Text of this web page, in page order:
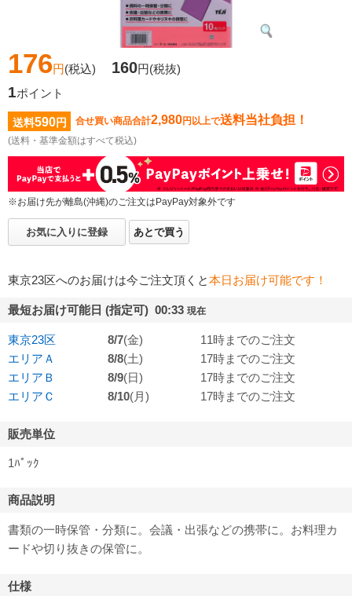
176円(税込) 160円(税抜)
1ポイント
送料590円 合せ買い商品合計2,980円以上で送料当社負担！
(送料・基準金額はすべて税込)
※お届け先が離島(沖縄)のご注文はPayPay対象外です
お気に入りに登録 あとで買う
東京23区へのお届けは今ご注文頂くと本日お届け可能です！
最短お届け可能日 (指定可) 00:33 現在
東京23区 8/7(金)
11時までのご注文
エリアＡ
8/8(土)
17時までのご注文
エリアＢ
8/9(日)
17時までのご注文
エリアＣ
8/10(月) 17時までのご注文
販売単位
1ﾊﾟｯｸ
商品説明
書類の一時保管・分類に。会議・出張などの携帯に。お料理カ
ードや切り抜きの保管に。
仕様